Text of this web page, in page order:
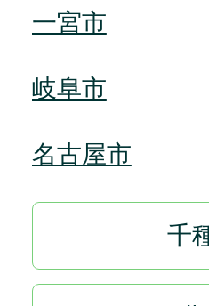
一宮市
岐阜市
名古屋市
千